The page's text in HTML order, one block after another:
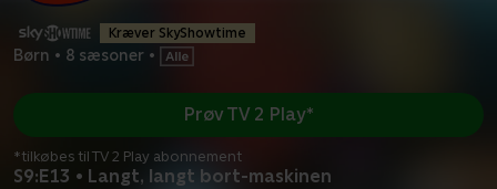
Kræver SkyShowtime
Børn • 8 sæsoner •
S9:E13 • Langt, langt bort-maskinen
Prøv TV 2 Play*
*tilkøbes til TV 2 Play abonnement